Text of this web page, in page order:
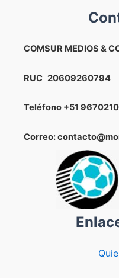
COMSUR MEDIOS &
RUC 20609260794
Teléfono +51
Correo: